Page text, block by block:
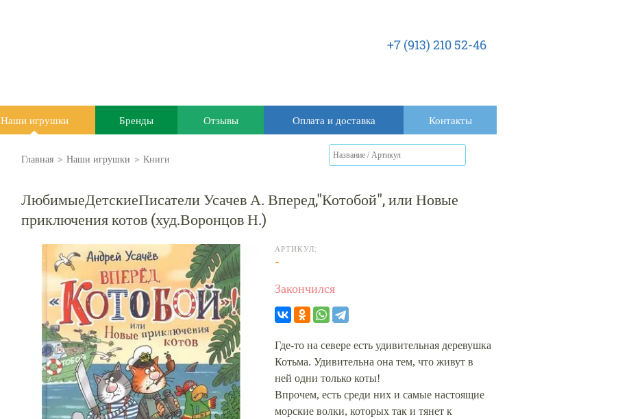
+7 (913) 210 52-46
Наши игрушки Бренды Отзывы Оплата и доставка Контакты
Главная > Наши игрушки > Книги
ЛюбимыеДетскиеПисатели Усачев А. Вперед,"Котобой", или Новые
приключения котов (худ.Воронцов Н.)
АРТИКУЛ:
-
Закончился
Где-то на севере есть удивительная деревушка
Котьма. Удивительна она тем, что живут в
ней одни только коты!
Впрочем, есть среди них и самые настоящие
морские волки, которых так и тянет к